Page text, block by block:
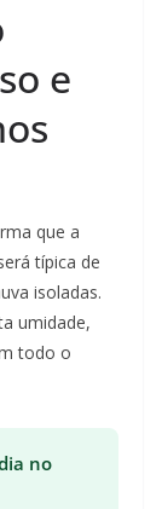
e
que a
típica de
isoladas.
umidade,
todo o
no